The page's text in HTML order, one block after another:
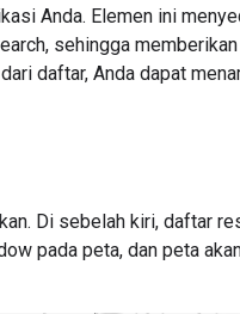
Anda. Elemen ini
sehingga
daftar, Anda dapat
Di sebelah kiri, daftar
pada peta, dan peta